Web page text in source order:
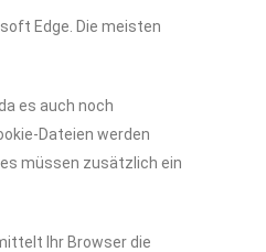
Edge. Die meisten
es auch noch
Dateien werden
müssen zusätzlich ein
Ihr Browser die